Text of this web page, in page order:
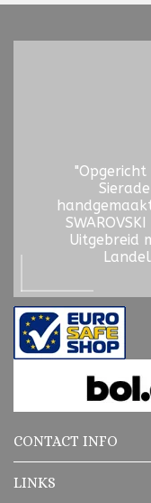
"Opgericht
Uitgebreid
CONTACT INFO
LINKS